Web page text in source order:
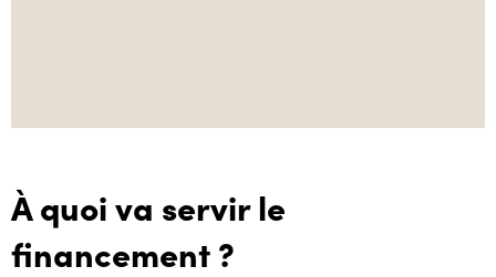
À quoi va servir le
financement ?